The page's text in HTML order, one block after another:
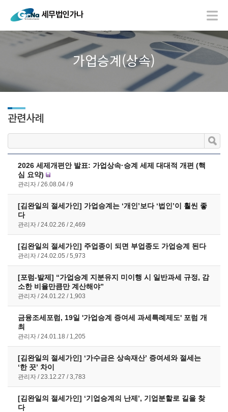
가업승계(상속)
관련사례
2026 세제개편안 발표: 가업상속·승계 세제 대대적 개편 (핵
심 요약)
관리자 26.08.04 9
[김완일의 절세가인] 가업승계는 ‘개인’보다 ‘법인’이 훨씬 좋
다
관리자 24.02.26 2,469
[김완일의 절세가인] 주업종이 되면 부업종도 가업승계 된다
관리자 24.02.05 5,973
[포럼-발제] “가업승계 지분유지 미이행 시 일반과세 규정, 감
소한 비율만큼만 계산해야”
관리자 24.01.22 1,903
금융조세포럼, 19일 '가업승계 증여세 과세특례제도' 포럼 개
최
관리자 24.01.18 1,205
[김완일의 절세가인] ‘가수금은 상속재산’ 증여세와 절세는
‘한 끗’ 차이
관리자 23.12.27 3,783
[김완일의 절세가인] ‘기업승계의 난제’, 기업분할로 길을 찾
다